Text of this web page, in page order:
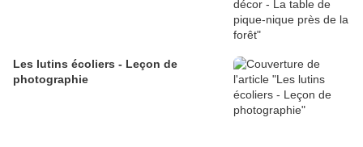
Les lutins écoliers - Leçon de
photographie